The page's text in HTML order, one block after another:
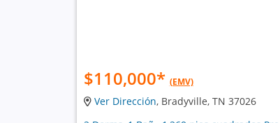
$110,000* (EMV)
Ver Dirección, Bradyville, TN 37026